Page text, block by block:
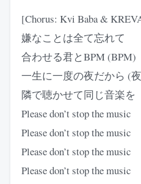
[Chorus: Kvi Baba &
嫌なことは全て忘れて
合わせる君とBPM (BPM)
一生に一度の夜だから (
隣で聴かせて同じ音楽を
Please don’t stop the music
Please don’t stop the music
Please don’t stop the music
Please don’t stop the music